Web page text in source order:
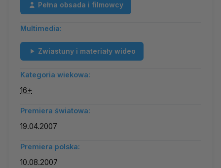
Pełna obsada i filmowcy
Multimedia:
Zwiastuny i materiały wideo
Kategoria wiekowa:
16+
Premiera światowa:
19.04.2007
Premiera polska:
10.08.2007